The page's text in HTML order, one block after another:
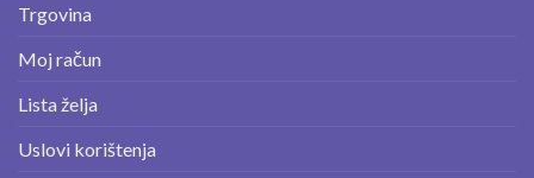
Trgovina
Moj račun
Lista želja
Uslovi korištenja